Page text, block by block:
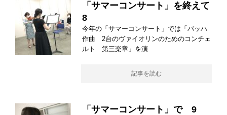
「サマーコンサート」を終えて
8
今年の「サマーコンサート」では「バッハ
作曲 2台のヴァイオリンのためのコンチェ
ルト 第三楽章」を演
記事を読む
「サマーコンサート」で 9